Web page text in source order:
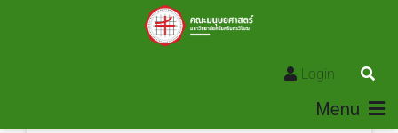
Login
Menu